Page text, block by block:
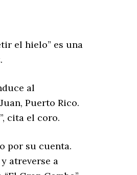
el hielo” es una
al
Puerto Rico.
cita el coro.
por su cuenta.
atreverse a